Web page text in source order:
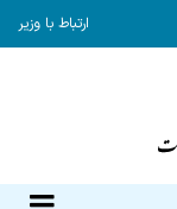
ارتباط با وزیر